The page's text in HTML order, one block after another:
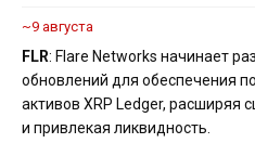
~9 августа
FLR: Flare Networks начинает
обновлений для обеспечения
активов XRP Ledger, расширяя
и привлекая ликвидность.